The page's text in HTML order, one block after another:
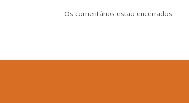
Os comentários estão encerrados.